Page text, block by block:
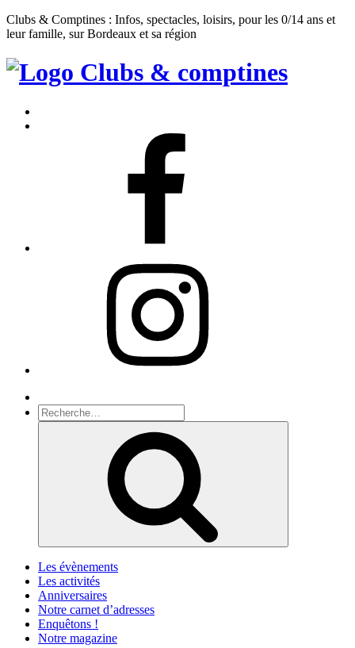
Clubs & Comptines : Infos, spectacles, loisirs, pour les 0/14 ans et
leur famille, sur Bordeaux et sa région
Clubs
Comptines
Recherche
pour
Les évènements
Les activités
Anniversaires
Notre carnet d’adresses
Enquêtons !
Notre magazine